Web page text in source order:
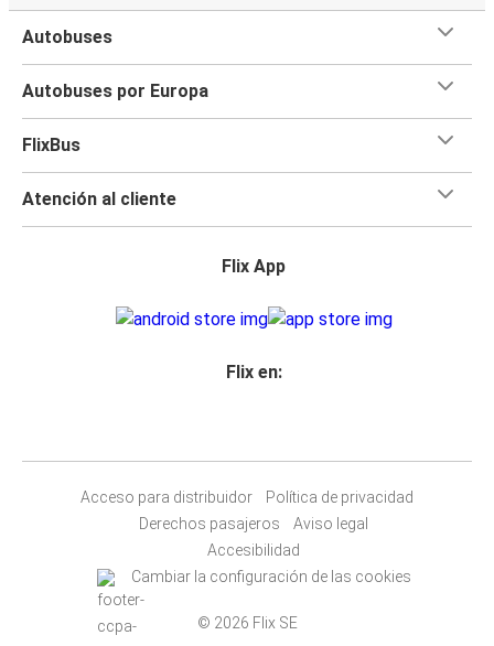
Autobuses
Autobuses por Europa
FlixBus
Atención al cliente
Flix App
Flix en:
Acceso para distribuidor
Política de privacidad
Derechos pasajeros
Aviso legal
Accesibilidad
Cambiar la configuración de las cookies
© 2026 Flix SE